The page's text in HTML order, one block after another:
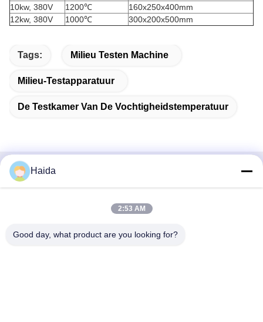
10kw, 380V 1200℃
160x250x400mm
12kw, 380V 1000℃ 300x200x500mm
Tags: Milieu Testen Machine
Milieu-Testapparatuur
De Testkamer Van De Vochtigheidstemperatuur
Snel contact
Tianan, Nancheng-District, Dongguan-Stad, de Provincie
Haida
2:53 AM
Good day, what product are you looking for?